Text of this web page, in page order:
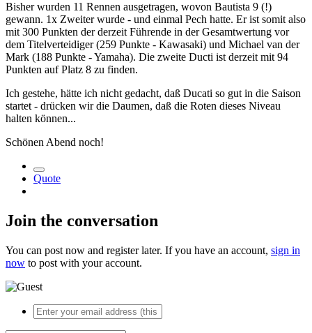
Bisher wurden 11 Rennen ausgetragen, wovon Bautista 9 (!)
gewann. 1x Zweiter wurde - und einmal Pech hatte. Er ist somit also
mit 300 Punkten der derzeit Führende in der Gesamtwertung vor
dem Titelverteidiger (259 Punkte - Kawasaki) und Michael van der
Mark (188 Punkte - Yamaha). Die zweite Ducti ist derzeit mit 94
Punkten auf Platz 8 zu finden.
Ich gestehe, hätte ich nicht gedacht, daß Ducati so gut in die Saison
startet - drücken wir die Daumen, daß die Roten dieses Niveau
halten können...
Schönen Abend noch!
Quote
Join the conversation
You can post now and register later. If you have an account, sign in
now to post with your account.